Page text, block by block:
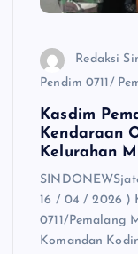
Redaksi
Pendim 0711/
Kasdim
Kendaraan
Kelurahan
16 / 04 / 2026 )
0711/Pemalang
Komandan